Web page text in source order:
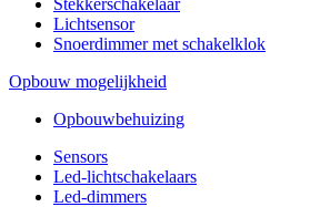
Lichtsensor
Snoerdimmer met schakelklok
Opbouw mogelijkheid
Opbouwbehuizing
Sensors
Led-lichtschakelaars
Led-dimmers